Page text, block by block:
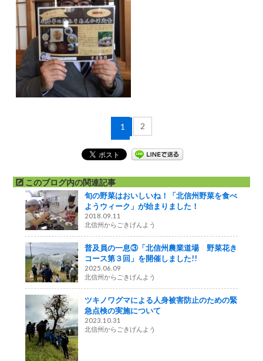
1 2
このブログ内の関連記事
旬の野菜はおいしいね！「北信州野菜を食べ
ようウィーク」が始まりました！
2018.09.11
北信州からごきげんよう
普及員の一息③「北信州農業道場 野菜花き
コース第３回」を開催しました!!
2025.06.09
北信州からごきげんよう
ツキノワグマによる人身被害防止のための緊
急点検の実施について
2023.10.31
北信州からごきげんよう